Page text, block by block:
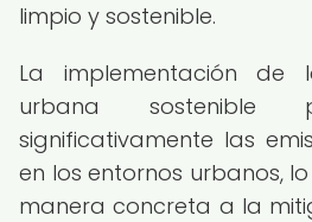
limpio y sostenible.
La implementación de
urbana sostenible
significativamente las
en los entornos urbanos,
manera concreta a la